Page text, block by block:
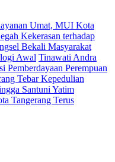
Umat, MUI Kota
Kekerasan terhadap
Bekali Masyarakat
Awal Tinawati Andra
Perempuan
Tebar Kepedulian
Santuni Yatim
Tangerang Terus